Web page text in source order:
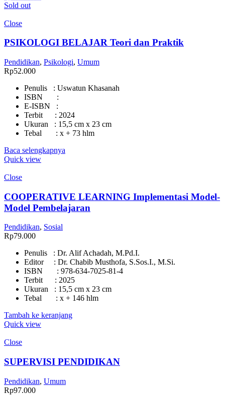
Sold out
Close
PSIKOLOGI BELAJAR Teori dan Praktik
Pendidikan, Psikologi, Umum
Rp52.000
Penulis : Uswatun Khasanah
ISBN :
E-ISBN :
Terbit : 2024
Ukuran : 15,5 cm x 23 cm
Tebal : x + 73 hlm
Baca selengkapnya
Quick view
Close
COOPERATIVE LEARNING Implementasi Model-
Model Pembelajaran
Pendidikan, Sosial
Rp79.000
Penulis : Dr. Alif Achadah, M.Pd.I.
Editor : Dr. Chabib Musthofa, S.Sos.I., M.Si.
ISBN : 978-634-7025-81-4
Terbit : 2025
Ukuran : 15,5 cm x 23 cm
Tebal : x + 146 hlm
Tambah ke keranjang
Quick view
Close
SUPERVISI PENDIDIKAN
Pendidikan, Umum
Rp97.000